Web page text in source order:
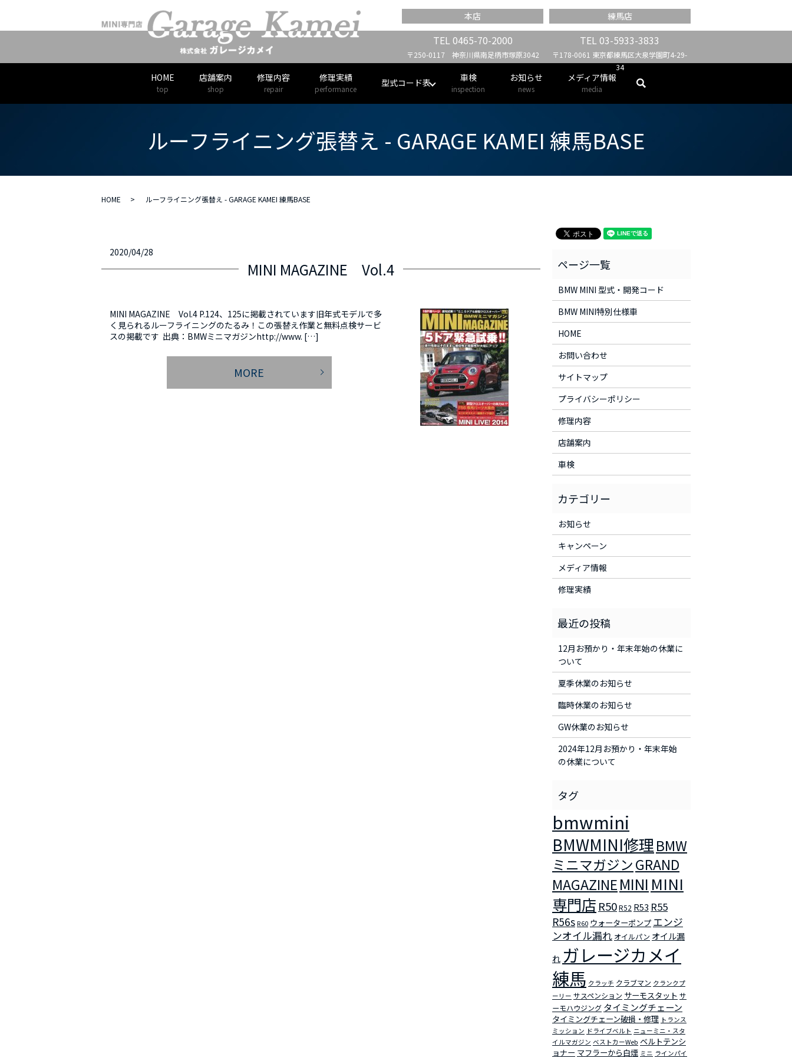
練馬店
TEL03-5933-3833
〒178-0061 東京都練馬区大泉学園町4-29-
34
本店
TEL0465-70-2000
〒250-0117 神奈川県南足柄市塚原3042
HOME
top
店舗案内
shop
修理内容
repair
修理実績
performance
型式コード表 車検
inspection
お知らせ
news
メディア情報
media search
ルーフライニング張替え - GARAGE KAMEI 練馬BASE
HOME ルーフライニング張替え - GARAGE KAMEI 練馬BASE
2020/04/28
MINI MAGAZINE Vol.4
MINI MAGAZINE Vol.4 P.124、125に掲載されています旧年式モデルで多
く見られるルーフライニングのたるみ！この張替え作業と無料点検サービ
スの掲載です 出典：BMWミニマガジンhttp://www. […]
MORE
BMW MINI 型式・開発コード
BMW MINI特別仕様車
HOME
お問い合わせ
サイトマップ
プライバシーポリシー
修理内容
店舗案内
車検
お知らせ
キャンペーン
メディア情報
修理実績
12月お預かり・年末年始の休業に
ついて
夏季休業のお知らせ
臨時休業のお知らせ
GW休業のお知らせ
2024年12月お預かり・年末年始
の休業について
bmwmini
BMWMINI修理BMW
ミニマガジンGRAND
MAGAZINEMINI MINI
専門店 R50R52 R53 R55
R56s R60 ウォーターポンプ エンジ
ンオイル漏れ オイルパン オイル漏
れ ガレージカメイ
練馬 クラッチ クラブマン クランクプ
ーリー サスペンション サーモスタット サ
ーモハウジング タイミングチェーン
タイミングチェーン破損・修理 トランス
ミッション ドライブベルト ニューミニ・スタ
イルマガジン ベストカーWeb ベルトテンシ
ョナー マフラーから白煙 ミニ ラインパイ